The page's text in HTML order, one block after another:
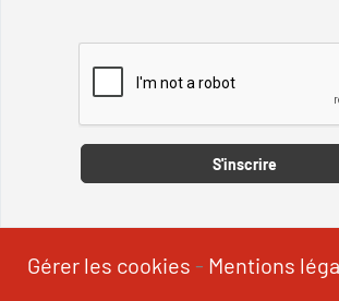
S'inscrire
Gérer les cookies - Mentions